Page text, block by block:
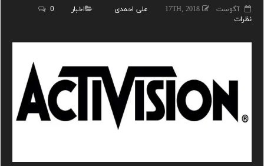
آگوست 17TH, 2018 علی احمدی اخبار
0
نظرات